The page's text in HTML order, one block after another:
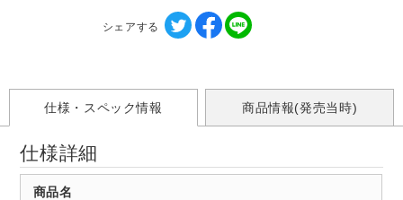
シェアする
仕様・スペック情報 商品情報(発売当時)
仕様詳細
商品名